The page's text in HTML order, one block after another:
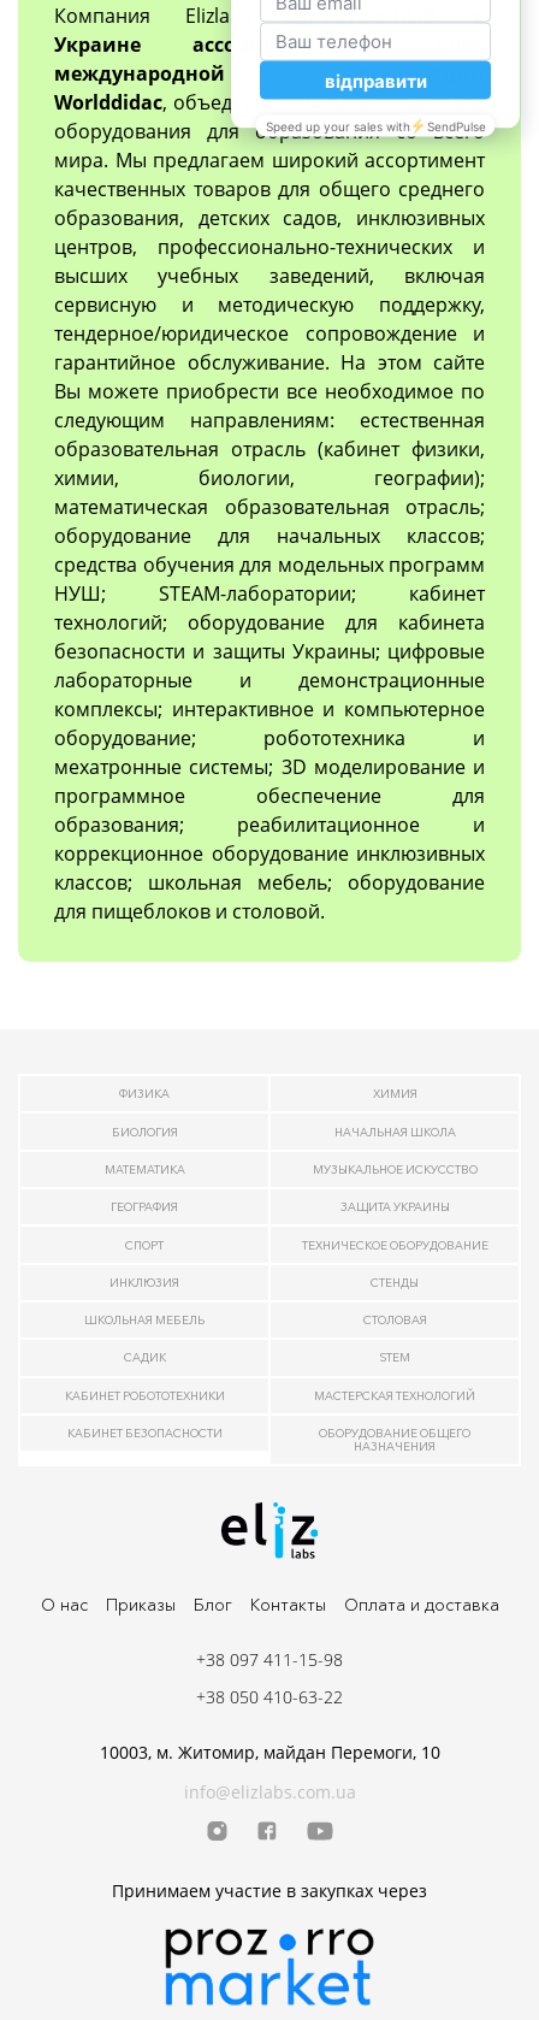
Компания Elizlabsединственный в
Украине ассоциированный член
международной организации
Worlddidac, объединяющий производителей
оборудования для образования со всего
мира. Мы предлагаем широкий ассортимент
качественных товаров для общего среднего
образования, детских садов, инклюзивных
центров, профессионально-технических и
высших учебных заведений, включая
сервисную и методическую поддержку,
тендерное/юридическое сопровождение и
гарантийное обслуживание. На этом сайте
Вы можете приобрести все необходимое по
следующим направлениям: естественная
образовательная отрасль (кабинет физики,
химии, биологии, географии);
математическая образовательная отрасль;
оборудование для начальных классов;
средства обучения для модельных программ
НУШ; STEAM-лаборатории; кабинет
технологий; оборудование для кабинета
безопасности и защиты Украины; цифровые
лабораторные и демонстрационные
комплексы; интерактивное и компьютерное
оборудование; робототехника и
мехатронные системы; 3D моделирование и
программное обеспечение для
образования; реабилитационное и
коррекционное оборудование инклюзивных
классов; школьная мебель; оборудование
для пищеблоков и столовой.
ФИЗИКА ХИМИЯ
БИОЛОГИЯ НАЧАЛЬНАЯ ШКОЛА
МАТЕМАТИКА МУЗЫКАЛЬНОЕ ИСКУССТВО
ГЕОГРАФИЯ ЗАЩИТА УКРАИНЫ
СПОРТ ТЕХНИЧЕСКОЕ ОБОРУДОВАНИЕ
ИНКЛЮЗИЯ СТЕНДЫ
ШКОЛЬНАЯ МЕБЕЛЬ СТОЛОВАЯ
САДИК STEM
КАБИНЕТ РОБОТОТЕХНИКИ МАСТЕРСКАЯ ТЕХНОЛОГИЙ
КАБИНЕТ БЕЗОПАСНОСТИ
ОБОРУДОВАНИЕ ОБЩЕГО
НАЗНАЧЕНИЯ
О нас Приказы Блог Контакты Оплата и доставка
10003, м. Житомир, майдан Перемоги, 10
info@elizlabs.com.ua
Принимаем участие в закупках через
+38 097 411-15-98
+38 050 410-63-22